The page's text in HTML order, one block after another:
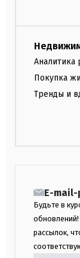
Аналитика
Покупка
Тренды и
E-mail-
Будьте в
обновлений!
рассылок,